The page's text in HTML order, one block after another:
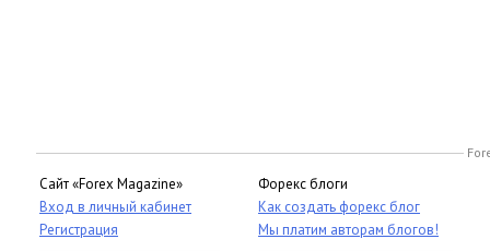
Сайт «Forex Magazine»
Вход в личный кабинет
Регистрация
Форекс блоги
Как создать форекс блог
Мы платим авторам блогов!